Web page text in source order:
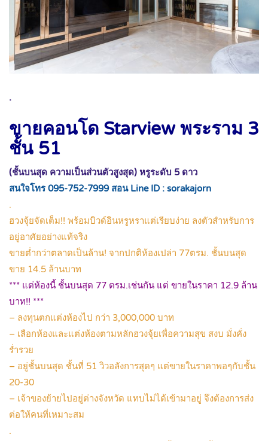
.
ขายคอนโด Starview พระราม 3
ชั้น 51
(ชั้นบนสุด ความเป็นส่วนตัวสูงสุด) หรูระดับ 5 ดาว
สนใจโทร 095-752-7999 สอน Line ID : sorakajorn
.
ฮวงจุ้ยจัดเต็ม!! พร้อมบิวด์อินหรูหราแต่เรียบง่าย ลงตัวสำหรับการ
อยู่อาศัยอย่างแท้จริง
ขายต่ำกว่าตลาดเป็นล้าน! จากปกติห้องเปล่า 77ตรม. ชั้นบนสุด
ขาย 14.5 ล้านบาท
*** แต่ห้องนี้ ชั้นบนสุด 77 ตรม.เช่นกัน แต่ ขายในราคา 12.9 ล้าน
บาท!! ***
– ลงทุนตกแต่งห้องไป กว่า 3,000,000 บาท
– เลือกห้องและแต่งห้องตามหลักฮวงจุ้ยเพื่อความสุข สงบ มั่งคั่ง
ร่ำรวย
– อยู่ชั้นบนสุด ชั้นที่ 51 วิวอลังการสุดๆ แต่ขายในราคาพอๆกับชั้น
20-30
– เจ้าของย้ายไปอยู่ต่างจังหวัด แทบไม่ได้เข้ามาอยู่ จึงต้องการส่ง
ต่อให้คนที่เหมาะสม
.